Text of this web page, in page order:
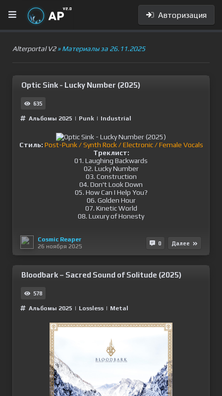
Авторизация
Alterportal V2» Материалы за 26.11.2025
Optic Sink - Lucky Number (2025)
635
Альбомы 2025 | Punk | Industrial
Стиль: Post-Punk / Synth Rock / Electronic / Female Vocals
Треклист:
01. Laughing Backwards
02. Lucky Number
03. Construction
04. Don't Look Down
05. How Can I Help You?
06. Golden Hour
07. Kinetic World
08. Luxury of Honesty
Cosmic Reaper
26 ноября 2025
0 Далее
Bloodbark – Sacred Sound of Solitude (2025)
578
Альбомы 2025 | Lossless | Metal